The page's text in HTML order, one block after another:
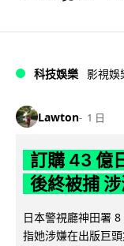
科技娛樂 影視娛
Lawton 1 日
訂購 43 億
後終被捕
日本警視廳神田署
指她涉嫌在出版巨